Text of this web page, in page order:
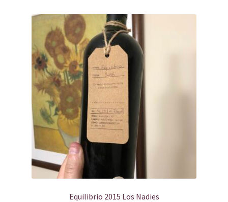
Equilibrio 2015 Los Nadies